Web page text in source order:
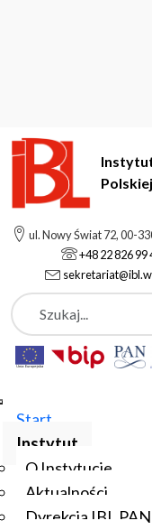
ul. Nowy Świat 72, 00-
+48 22 826 99
Szukaj
Start
Instytut
O Instytucie
Aktualności
Dyrekcja IBL PAN
Instytut Badań
Pracownicy
Mateusz